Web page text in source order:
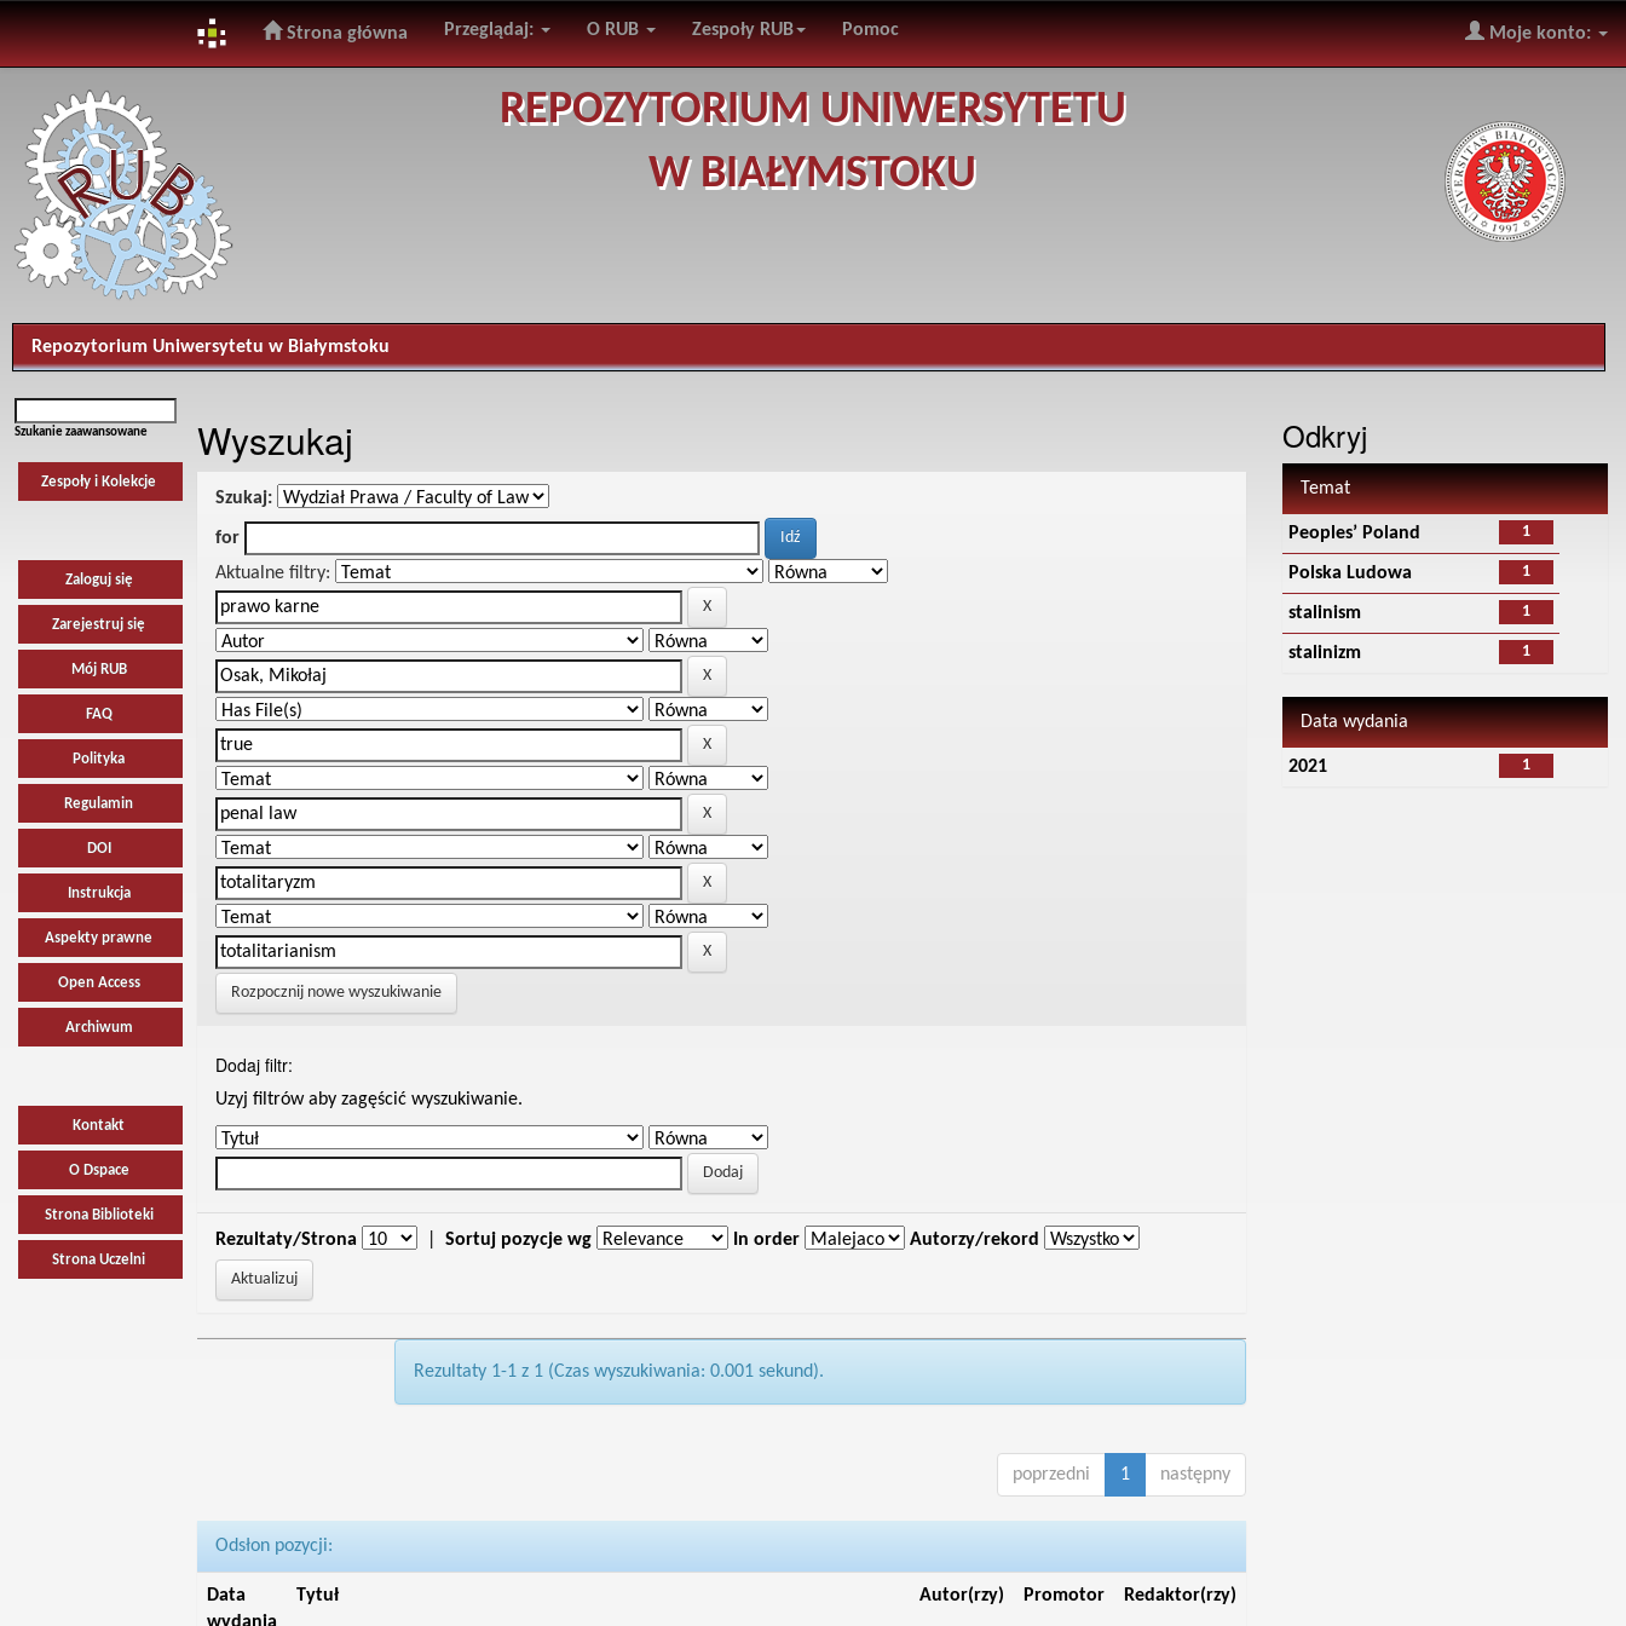
navigation
Strona główna Przeglądaj: O RUB Zespoły RUB Pomoc Moje konto:
REPOZYTORIUM UNIWERSYTETU
W BIAŁYMSTOKU
Repozytorium Uniwersytetu w Białymstoku
Szukanie zaawansowane
Zespoły i Kolekcje
Zaloguj się
Zarejestruj się
Mój RUB
FAQ
Polityka
Regulamin
DOI
Instrukcja
Aspekty prawne
Open Access
Archiwum
Kontakt
O Dspace
Strona Biblioteki
Strona Uczelni
Wyszukaj
Szukaj:
for
Aktualne filtry:
Rozpocznij nowe wyszukiwanie
Dodaj filtr:
Uzyj filtrów aby zagęścić wyszukiwanie.
Rezultaty/Strona Sortuj pozycje wg In order Autorzy/rekord
Rezultaty 1-1 z 1 (Czas wyszukiwania: 0.001 sekund).
poprzedni 1 następny
Odsłon pozycji:
Data
Tytuł Autor(rzy) Promotor Redaktor(rzy)
Odkryj
Temat
1
Peoples’ Poland
1
Polska Ludowa
1
stalinism
1
stalinizm
Data wydania
1
2021